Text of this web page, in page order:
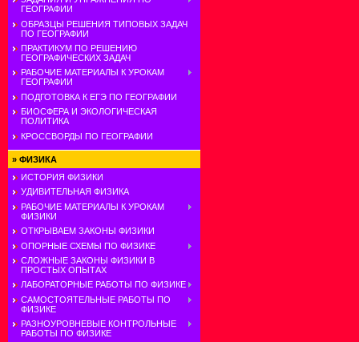
ГЕОГРАФИИ
ОБРАЗЦЫ РЕШЕНИЯ ТИПОВЫХ ЗАДАЧ
ПО ГЕОГРАФИИ
ПРАКТИКУМ ПО РЕШЕНИЮ
ГЕОГРАФИЧЕСКИХ ЗАДАЧ
РАБОЧИЕ МАТЕРИАЛЫ К УРОКАМ
ГЕОГРАФИИ
ПОДГОТОВКА К ЕГЭ ПО ГЕОГРАФИИ
БИОСФЕРА И ЭКОЛОГИЧЕСКАЯ
ПОЛИТИКА
КРОССВОРДЫ ПО ГЕОГРАФИИ
» ФИЗИКА
ИСТОРИЯ ФИЗИКИ
УДИВИТЕЛЬНАЯ ФИЗИКА
РАБОЧИЕ МАТЕРИАЛЫ К УРОКАМ
ФИЗИКИ
ОТКРЫВАЕМ ЗАКОНЫ ФИЗИКИ
ОПОРНЫЕ СХЕМЫ ПО ФИЗИКЕ
СЛОЖНЫЕ ЗАКОНЫ ФИЗИКИ В
ПРОСТЫХ ОПЫТАХ
ЛАБОРАТОРНЫЕ РАБОТЫ ПО ФИЗИКЕ
САМОСТОЯТЕЛЬНЫЕ РАБОТЫ ПО
ФИЗИКЕ
РАЗНОУРОВНЕВЫЕ КОНТРОЛЬНЫЕ
РАБОТЫ ПО ФИЗИКЕ